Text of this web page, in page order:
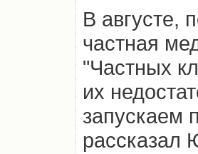
В августе,
частная
"Частных
их
запускаем
рассказал